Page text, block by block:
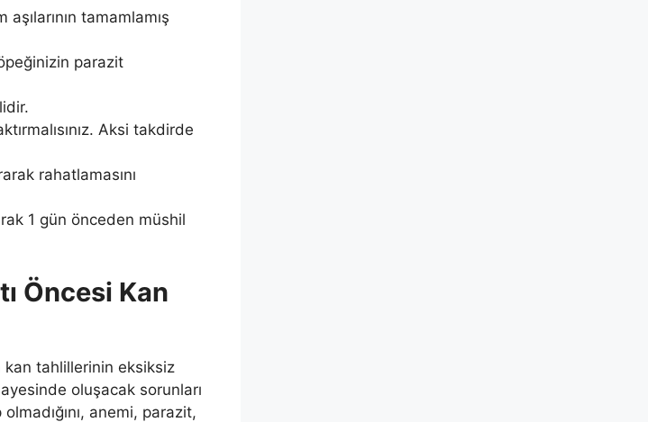
tamamlamış
parazit
Aksi takdirde
rahatlamasını
1 gün önceden müshil
Öncesi Kan
kan tahlillerinin eksiksiz
oluşacak sorunları
anemi, parazit,